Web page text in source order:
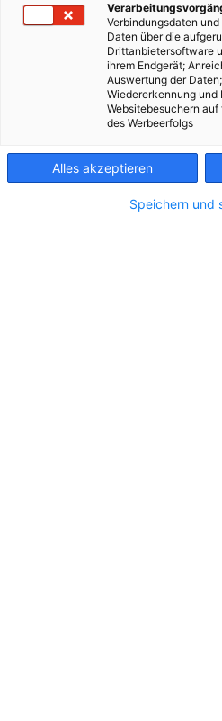
14. DEZEMBER 2016
Online-Spiel zur
BEITRAG
Verbindungsdaten
Daten über die
Drittanbietersoftware
ihrem Endgerät;
Auswertung der
Wiedererkennung und
Websitebesuchern
des Werbeerfolgs
Alles akzeptieren
Speichern und